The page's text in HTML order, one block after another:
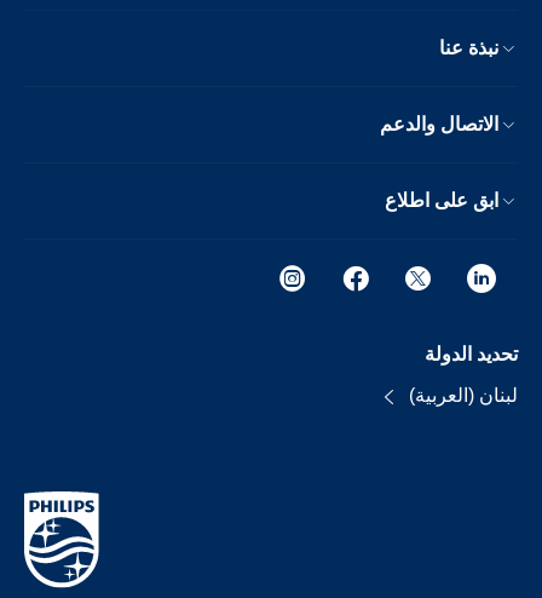
نبذة عنا
الاتصال والدعم
ابق على اطلاع
تحديد الدولة
لبنان (العربية)